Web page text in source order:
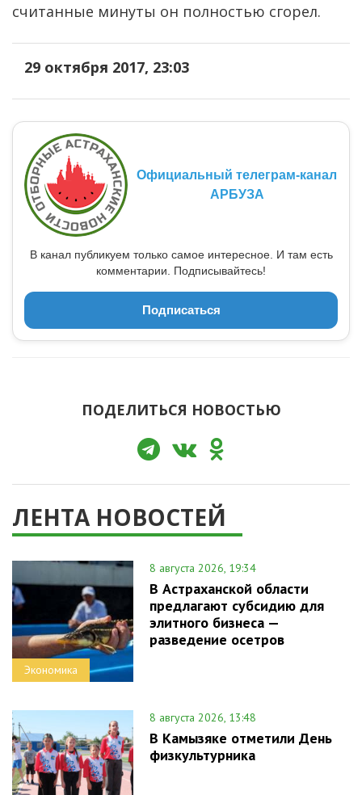
считанные минуты он полностью сгорел.
29 октября 2017, 23:03
Официальный телеграм-канал
АРБУЗА
В канал публикуем только самое интересное. И там есть
комментарии. Подписывайтесь!
Подписаться
ПОДЕЛИТЬСЯ НОВОСТЬЮ
ЛЕНТА НОВОСТЕЙ
Экономика
8 августа 2026, 19:34
В Астраханской области
предлагают субсидию для
элитного бизнеса —
разведение осетров
8 августа 2026, 13:48
В Камызяке отметили День
физкультурника